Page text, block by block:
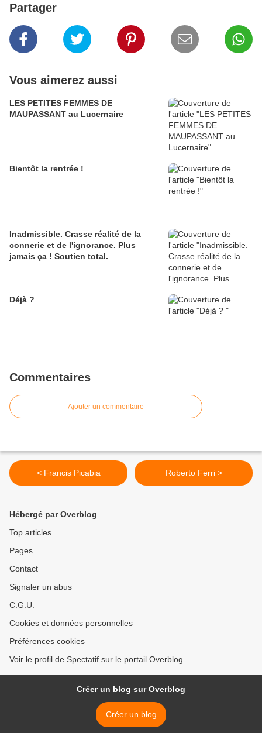
Partager
Vous aimerez aussi
LES PETITES FEMMES DE
MAUPASSANT au Lucernaire
Bientôt la rentrée !
Inadmissible. Crasse réalité de la
connerie et de l'ignorance. Plus
jamais ça ! Soutien total.
Déjà ?
Commentaires
Ajouter un commentaire
< Francis Picabia Roberto Ferri >
Hébergé par Overblog
Top articles
Pages
Contact
Signaler un abus
C.G.U.
Cookies et données personnelles
Préférences cookies
Voir le profil de Spectatif sur le portail Overblog
Créer un blog sur Overblog
Créer un blog